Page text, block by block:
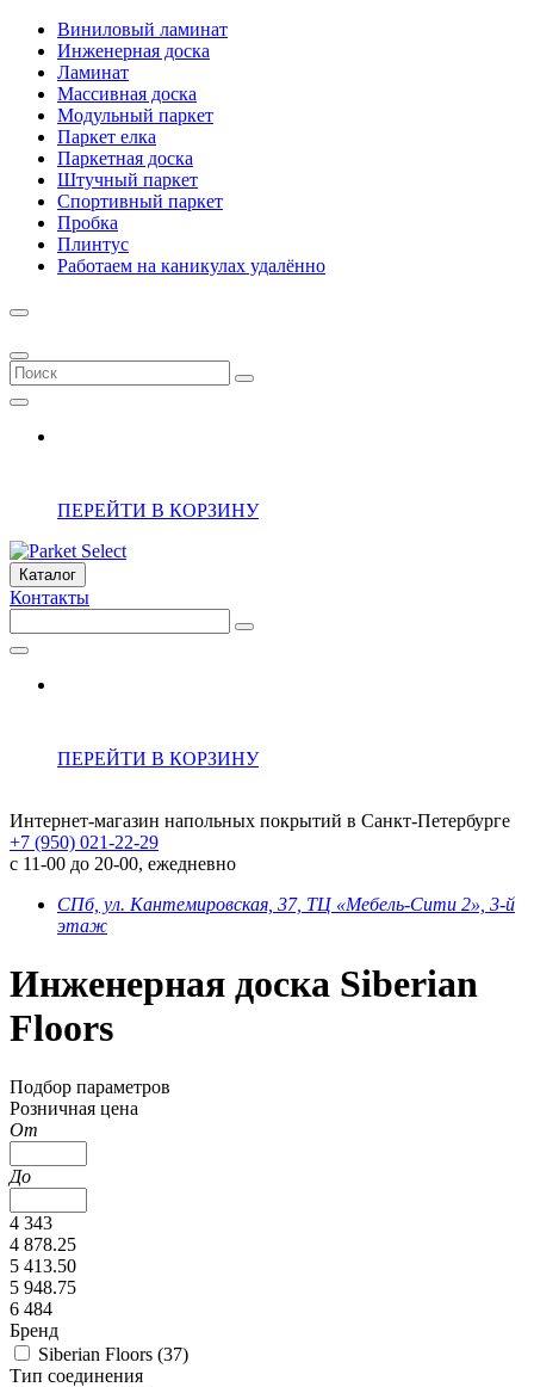
Виниловый ламинат
Инженерная доска
Ламинат
Массивная доска
Модульный паркет
Паркет елка
Паркетная доска
Штучный паркет
Спортивный паркет
Пробка
Плинтус
Работаем на каникулах удалённо
ПЕРЕЙТИ В КОРЗИНУ
Каталог
Контакты
ПЕРЕЙТИ В КОРЗИНУ
Интернет-магазин напольных покрытий в Санкт-Петербурге
+7 (950) 021-22-29
с 11-00 до 20-00, ежедневно
СПб, ул. Кантемировская, 37, ТЦ «Мебель-Сити 2», 3-й
этаж
Инженерная доска Siberian
Floors
Подбор параметров
Розничная цена
От
До
4 343
4 878.25
5 413.50
5 948.75
6 484
Бренд
Siberian Floors (37)
Тип соединения